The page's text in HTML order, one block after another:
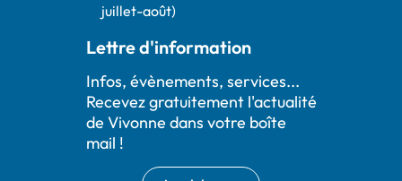
juillet-août)
Lettre d'information
Infos, évènements, services...
Recevez gratuitement l'actualité
de Vivonne dans votre boîte
mail !